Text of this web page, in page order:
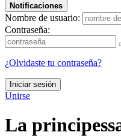
Notificaciones
Nombre de usuario:
Contraseña:
¿Olvidaste tu contraseña?
Iniciar sesión
Unirse
La